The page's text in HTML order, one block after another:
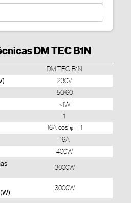
DM TEC B1N
DM TEC B1N
230V
50/60
<1W
1
16A cos φ = 1
16A
400W
3000W
3000W